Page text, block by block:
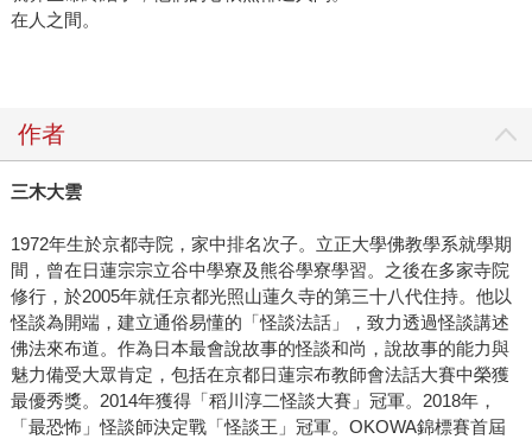
在人之間。
作者
三木大雲
1972年生於京都寺院，家中排名次子。立正大學佛教學系就學期
間，曾在日蓮宗宗立谷中學寮及熊谷學寮學習。之後在多家寺院
修行，於2005年就任京都光照山蓮久寺的第三十八代住持。他以
怪談為開端，建立通俗易懂的「怪談法話」，致力透過怪談講述
佛法來布道。作為日本最會說故事的怪談和尚，說故事的能力與
魅力備受大眾肯定，包括在京都日蓮宗布教師會法話大賽中榮獲
最優秀獎。2014年獲得「稻川淳二怪談大賽」冠軍。2018年，
「最恐怖」怪談師決定戰「怪談王」冠軍。OKOWA錦標賽首屆